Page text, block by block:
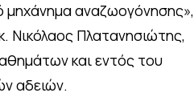
μηχάνημα αναζωογόνησης»,
Νικόλαος Πλατανησιώτης,
και εντός του
αδειών.